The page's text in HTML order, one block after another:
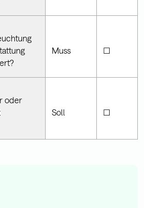
Muss ☐
oder
Soll ☐